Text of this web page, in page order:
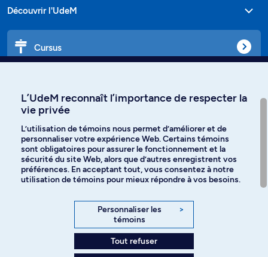
Découvrir l'UdeM
Cursus
Langues
Facebook Instagram
YouTube
L’UdeM reconnaît l’importance de respecter la
vie privée
L’utilisation de témoins nous permet d’améliorer et de
personnaliser votre expérience Web. Certains témoins
sont obligatoires pour assurer le fonctionnement et la
sécurité du site Web, alors que d’autres enregistrent vos
préférences. En acceptant tout, vous consentez à notre
utilisation de témoins pour mieux répondre à vos besoins.
Personnaliser les
témoins
>
Tout refuser